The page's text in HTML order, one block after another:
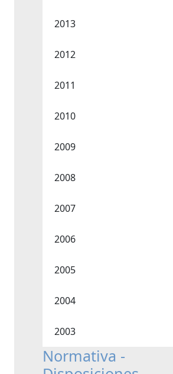
2013
2012
2011
2010
2009
2008
2007
2006
2005
2004
2003
Normativa -